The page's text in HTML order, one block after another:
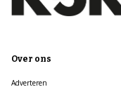
Over ons
Adverteren